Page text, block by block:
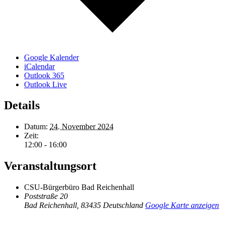
Google Kalender
iCalendar
Outlook 365
Outlook Live
Details
Datum: 24. November 2024
Zeit:
12:00 - 16:00
Veranstaltungsort
CSU-Bürgerbüro Bad Reichenhall
Poststraße 20
Bad Reichenhall 83435 Deutschland Google Karte anzeigen